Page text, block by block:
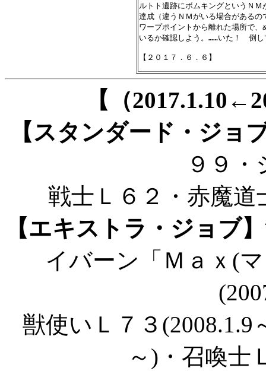
ルトト遺跡にボムキングというＮ
達成（違うＮＭがいる場合があるの
ワープポイントから離れた場所で
いるか確認しよう。……いた！　倒
【（
【スタンダード・ジョ
９９・
戦士Ｌ６２・赤魔
【エキストラ・ジョブ】
イバーン「Ｍａｘ(
獣使いＬ７３(2008.1.9
～)・召喚士